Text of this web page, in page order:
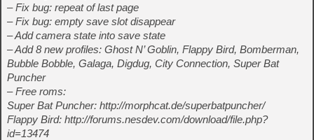
– Fix bug: repeat of last page
– Fix bug: empty save slot disappear
– Add camera state into save state
– Add 8 new profiles: Ghost N’ Goblin, Flappy Bird, Bomberman,
Bubble Bobble, Galaga, Digdug, City Connection, Super Bat
Puncher
– Free roms:
Super Bat Puncher: http://morphcat.de/superbatpuncher/
Flappy Bird: http://forums.nesdev.com/download/file.php?
id=13474